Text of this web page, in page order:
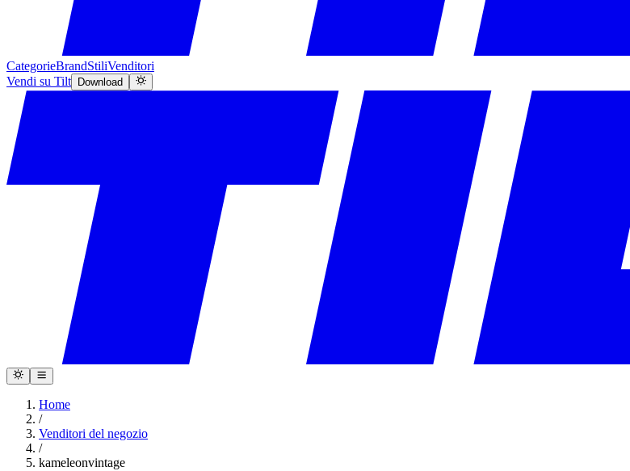
CategorieBrandStiliVenditori
Vendi su Tilt
Download
Home
/
Venditori del negozio
/
kameleonvintage